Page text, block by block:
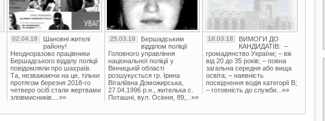
02.04.18
Шановні жителі
району!
Неодноразово працівники
Бершадського відділу поліції
повідомляли про шахраїв.
Та, незважаючи на це, тільки
протягом березня 2018-го
четверо осіб стали жертвами
зловмисників....»»
25.03.18
Бершадським
відділом поліції
Головного управління
національної поліції у
Вінницькій області
розшукується гр. Ірина
Віталіївна Доможирська,
27.04.1996 р.н., жителька с.
Поташні, вул. Осіння, 89,...»»
18.03.18
ВИМОГИ ДО
КАНДИДАТІВ: –
громадянство України; – вік
від 20 до 35 років; – повна
загальна середня або вища
освіта; – наявність
посвідчення водія категорії В;
– готовність до служби...»»